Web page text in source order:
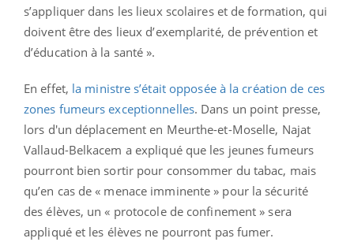
s’appliquer dans les lieux scolaires et de formation, qui
doivent être des lieux d’exemplarité, de prévention et
d’éducation à la santé ».
En effet, la ministre s’était opposée à la création de ces
zones fumeurs exceptionnelles. Dans un point presse,
lors d'un déplacement en Meurthe-et-Moselle, Najat
Vallaud-Belkacem a expliqué que les jeunes fumeurs
pourront bien sortir pour consommer du tabac, mais
qu’en cas de « menace imminente » pour la sécurité
des élèves, un « protocole de confinement » sera
appliqué et les élèves ne pourront pas fumer.